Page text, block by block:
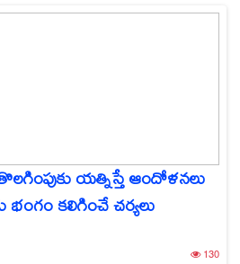
యత్నిస్తే ఆందోళనలు
కలిగించే చర్యలు
130